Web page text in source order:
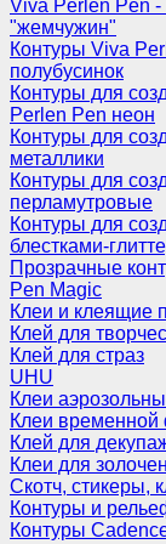
Viva Perlen Pen
"жемчужин"
Контуры Viva
полубусинок
Контуры для
Perlen Pen неон
Контуры для
металлики
Контуры для
перламутровые
Контуры для
блестками-
Прозрачные
Pen Magic
Клеи и клеящие
Клей для
Клей для страз
UHU
Клеи
Клеи временной
Клей для
Клеи для
Скотч, стикеры,
Контуры и
Контуры